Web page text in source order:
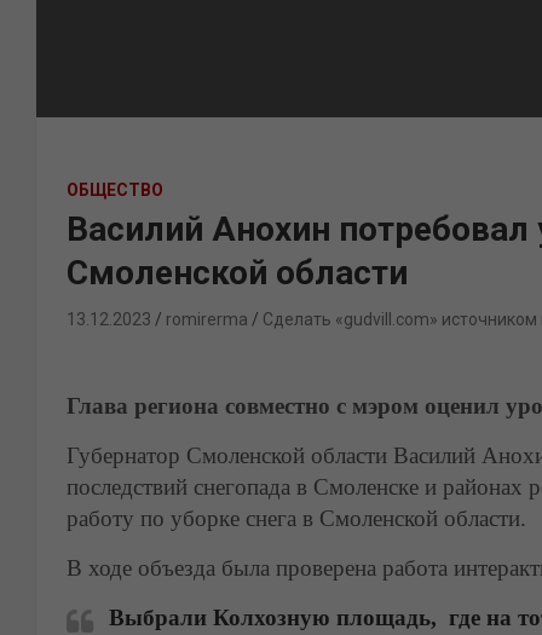
ОБЩЕСТВО
Василий Анохин потребовал
Смоленской области
13.12.2023 romirerma Сделать «gudvill.com» источником
Глава региона совместно с мэром оценил
Губернатор Смоленской области Василий
последствий снегопада в Смоленске и
работу по уборке снега в Смоленской области.
В ходе объезда была проверена работа
Выбрали Колхозную площадь, где на